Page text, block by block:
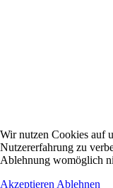
Wir nutzen Cookies auf
Nutzererfahrung zu
Ablehnung womöglich
Akzeptieren Ablehnen